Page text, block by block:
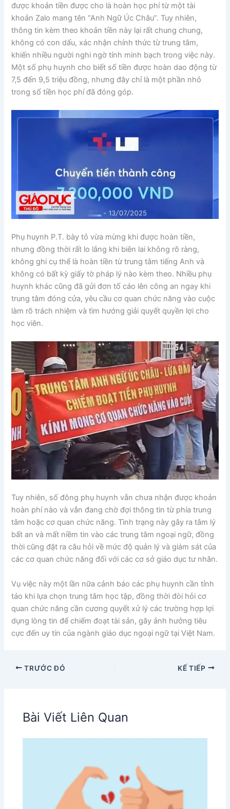
được khoản tiền được cho là hoàn học phí từ một tài
khoản Zalo mang tên “Anh Ngữ Úc Châu”. Tuy nhiên,
thông tin kèm theo khoản tiền này lại rất chung chung,
không có con dấu, xác nhận chính thức từ trung tâm,
khiến nhiều người nghi ngờ tính minh bạch trong việc này.
Một số phụ huynh cho biết số tiền được hoàn dao động từ
7,5 đến 9,5 triệu đồng, nhưng đây chỉ là một phần nhỏ
trong số tiền học phí đã đóng góp.
Phụ huynh P.T. bày tỏ vừa mừng khi được hoàn tiền,
nhưng đồng thời rất lo lắng khi biên lai không rõ ràng,
không ghi cụ thể là hoàn tiền từ trung tâm tiếng Anh và
không có bất kỳ giấy tờ pháp lý nào kèm theo. Nhiều phụ
huynh khác cũng đã gửi đơn tố cáo lên công an ngay khi
trung tâm đóng cửa, yêu cầu cơ quan chức năng vào cuộc
làm rõ trách nhiệm và tìm hướng giải quyết quyền lợi cho
học viên.
Tuy nhiên, số đông phụ huynh vẫn chưa nhận được khoản
hoàn phí nào và vẫn đang chờ đợi thông tin từ phía trung
tâm hoặc cơ quan chức năng. Tình trạng này gây ra tâm lý
bất an và mất niềm tin vào các trung tâm ngoại ngữ, đồng
thời cũng đặt ra câu hỏi về mức độ quản lý và giám sát của
các cơ quan chức năng đối với các cơ sở giáo dục tư nhân.
Vụ việc này một lần nữa cảnh báo các phụ huynh cần tỉnh
táo khi lựa chọn trung tâm học tập, đồng thời đòi hỏi cơ
quan chức năng cần cương quyết xử lý các trường hợp lợi
dụng lòng tin để chiếm đoạt tài sản, gây ảnh hưởng tiêu
cực đến uy tín của ngành giáo dục ngoại ngữ tại Việt Nam.
TRƯỚC ĐÓ KẾ TIẾP
Bài Viết Liên Quan